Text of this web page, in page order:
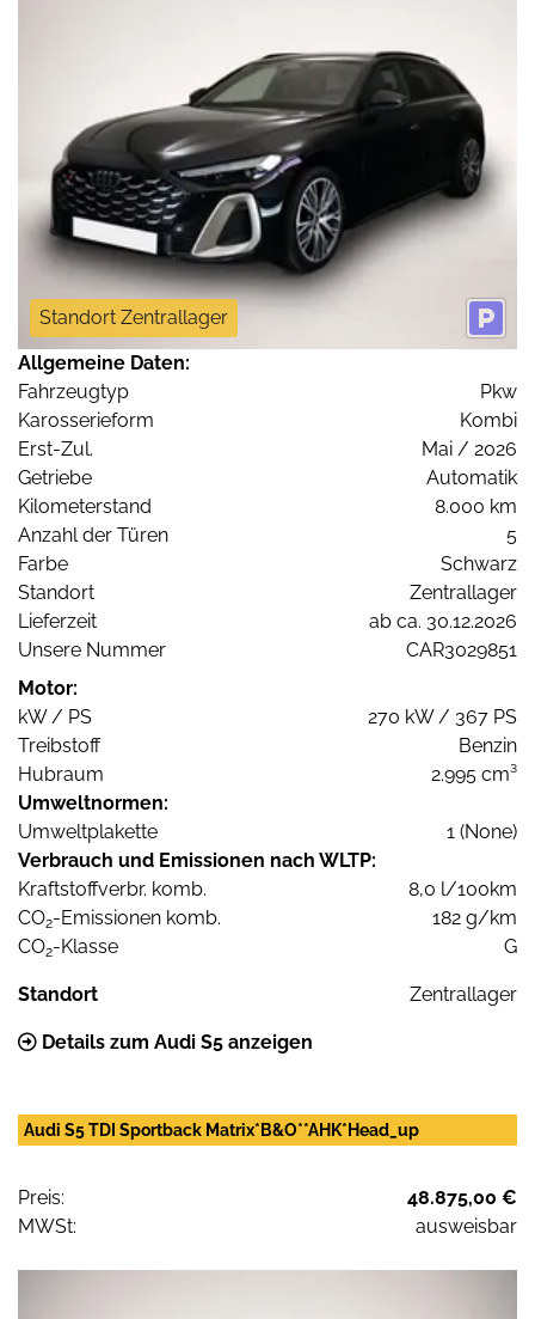
Standort Zentrallager
Allgemeine Daten:
Fahrzeugtyp
Pkw
Karosserieform
Kombi
Erst-Zul.
Mai / 2026
Getriebe
Automatik
Kilometerstand
8.000 km
Anzahl der Türen
5
Farbe
Schwarz
Standort
Zentrallager
Lieferzeit
ab ca. 30.12.2026
Unsere Nummer
CAR3029851
Motor:
kW / PS
270 kW / 367 PS
Treibstoff
Benzin
Hubraum
2.995 cm³
Umweltnormen:
Umweltplakette
1 (None)
Verbrauch und Emissionen nach WLTP:
Kraftstoffverbr. komb.
8,0 l/100km
CO2-Emissionen komb.
182 g/km
CO2-Klasse G
Standort Zentrallager
Details zum Audi S5 anzeigen
Audi S5 TDI Sportback Matrix*B&O**AHK*Head_up
Preis:
48.875,00 €
MWSt:
ausweisbar